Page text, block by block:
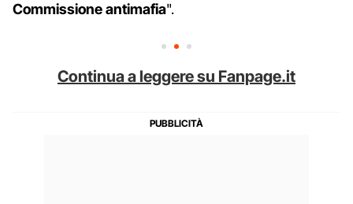
Commissione antimafia".
Continua a leggere su Fanpage.it